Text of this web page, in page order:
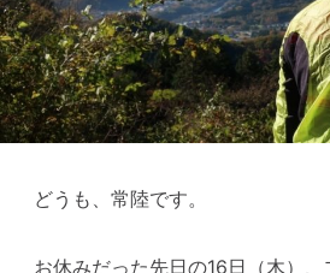
どうも、常陸です。
お休みだった先日の16日（木）、